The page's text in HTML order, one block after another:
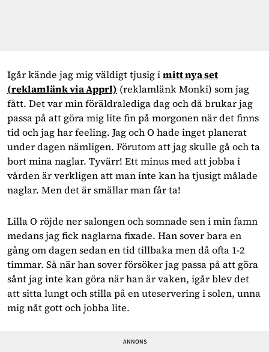
Igår kände jag mig väldigt tjusig imitt nya set
(reklamlänk via Apprl) (reklamlänk Monki) som jag
fått. Det var min föräldralediga dag och då brukar jag
passa på att göra mig lite fin på morgonen när det finns
tid och jag har feeling. Jag och O hade inget planerat
under dagen nämligen. Förutom att jag skulle gå och ta
bort mina naglar. Tyvärr! Ett minus med att jobba i
vården är verkligen att man inte kan ha tjusigt målade
naglar. Men det är smällar man får ta!
Lilla O röjde ner salongen och somnade sen i min famn
medans jag fick naglarna fixade. Han sover bara en
gång om dagen sedan en tid tillbaka men då ofta 1-2
timmar. Så när han sover försöker jag passa på att göra
sånt jag inte kan göra när han är vaken, igår blev det
att sitta lungt och stilla på en uteservering i solen, unna
mig nåt gott och jobba lite.